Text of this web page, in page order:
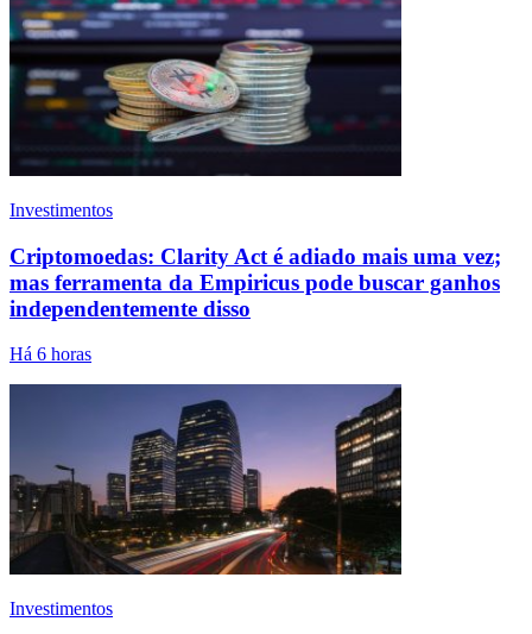
Investimentos
Criptomoedas: Clarity Act é adiado mais uma vez;
mas ferramenta da Empiricus pode buscar ganhos
independentemente disso
Há 6 horas
Investimentos